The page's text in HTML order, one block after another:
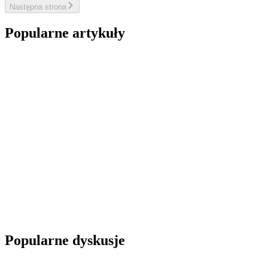
Następna strona
Popularne artykuły
Popularne dyskusje